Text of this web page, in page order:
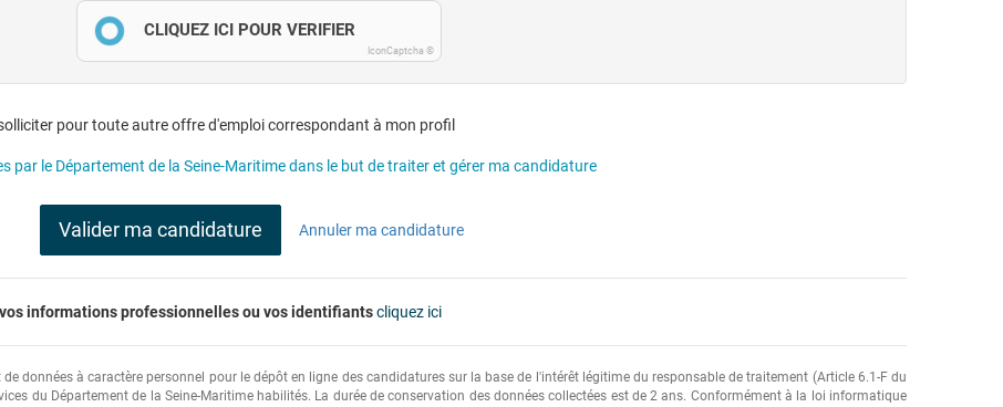
IconCaptcha ©
CLIQUEZ ICI POUR VÉRIFIER
pour toute autre offre d'emploi correspondant à mon profil
par le Département de la Seine-Maritime dans le but de traiter et gérer ma candidature
Valider ma candidature Annuler ma candidature
informations professionnelles ou vos identifiantscliquez ici
données à caractère personnel pour le dépôt en ligne des candidatures sur la base de l'intérêt légitime du responsable de traitement (Article 6.1-F du
du Département de la Seine-Maritime habilités. La durée de conservation des données collectées est de 2 ans. Conformément à la loi informatique